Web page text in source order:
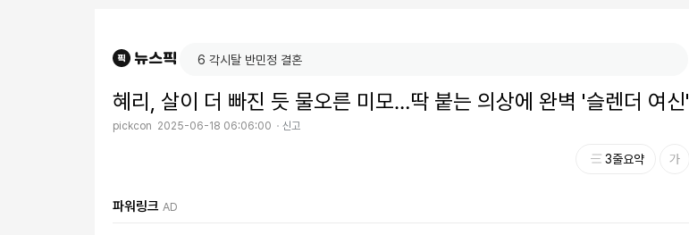
혜리, 살이 더 빠진 듯 물오른 미모…딱 붙는 의상에 완벽 '슬렌더 여신'
pickcon 2025-06-18 06:06:00 신고
3줄요약
파워링크 AD